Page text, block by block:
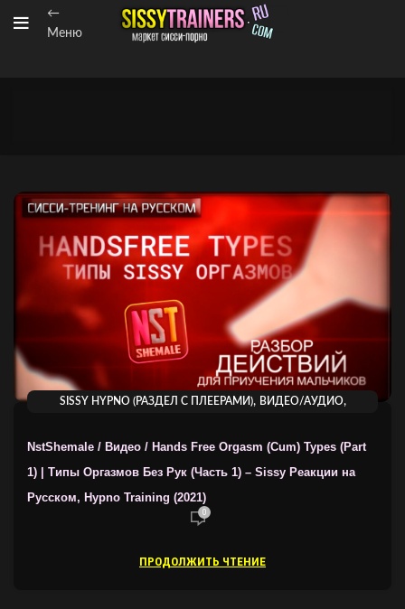
←
Меню
SISSY HYPNO (РАЗДЕЛ С ПЛЕЕРАМИ), ВИДЕО/АУДИО,
NstShemale / Видео / Hands Free Orgasm (Cum) Types (Part
1) | Типы Оргазмов Без Рук (Часть 1) – Sissy Реакции на
Русском, Hypno Training (2021)
0
ПРОДОЛЖИТЬ ЧТЕНИЕ